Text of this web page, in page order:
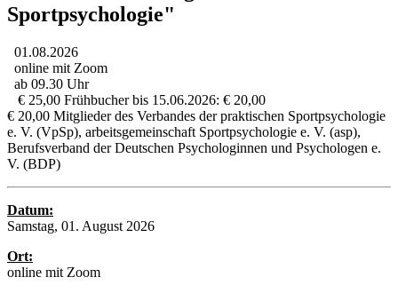
Sportpsychologie"
01.08.2026
online mit Zoom
ab 09.30 Uhr
€ 25,00 Frühbucher bis 15.06.2026: € 20,00
€ 20,00 Mitglieder des Verbandes der praktischen Sportpsychologie
e. V. (VpSp), arbeitsgemeinschaft Sportpsychologie e. V. (asp),
Berufsverband der Deutschen Psychologinnen und Psychologen e.
V. (BDP)
Datum:
Samstag, 01. August 2026
Ort:
online mit Zoom